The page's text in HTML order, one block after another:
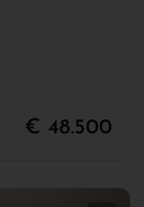
€ 48.500